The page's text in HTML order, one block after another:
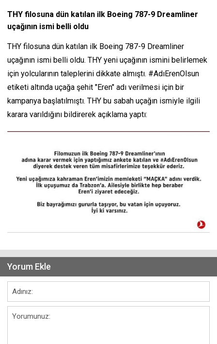
THY filosuna dün katılan ilk Boeing 787-9 Dreamliner
uçağının ismi belli oldu
THY filosuna dün katılan ilk Boeing 787-9 Dreamliner
uçağının ismi belli oldu. THY yeni uçağının ismini belirlemek
için yolcularının taleplerini dikkate almıştı. #AdıErenOlsun
etiketi altında uçağa şehit "Eren" adı verilmesi için bir
kampanya başlatılmıştı. THY bu sabah uçağın ismiyle ilgili
karara varıldığını bildirerek açıklama yaptı:
Yorum Ekle